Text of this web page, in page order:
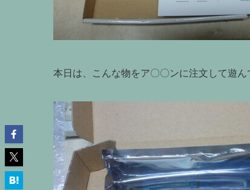
本日は、こんな物をア〇〇ンに注文して遊